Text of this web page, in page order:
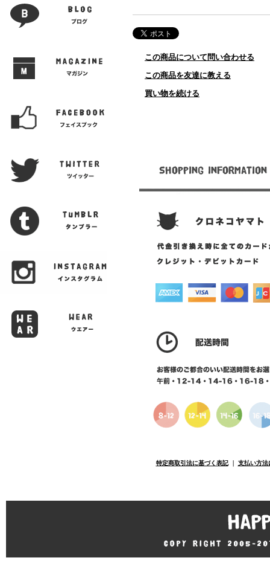
この商品について問い合わせる
この商品を友達に教える
買い物を続ける
特定商取引法に基づく表記｜ 支払い方法